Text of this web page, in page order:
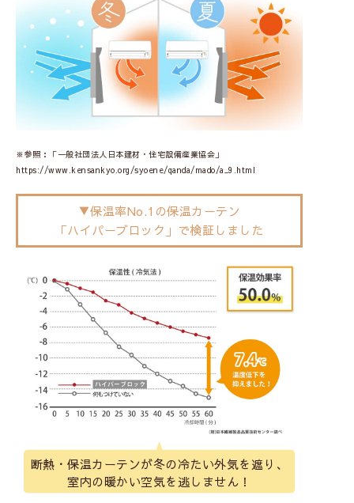
※参照：「一般社団法人日本建材・住宅設備産業協会」
https://www.kensankyo.org/syoene/qanda/mado/a_9.html
▼保温率No.1の保温カーテン
「ハイパーブロック」で検証しました
断熱・保温カーテンが冬の冷たい外気を遮り、
室内の暖かい空気を逃しません！